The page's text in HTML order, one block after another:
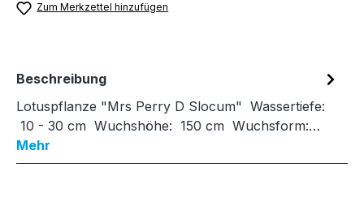
Zum Merkzettel hinzufügen
Beschreibung
Lotuspflanze "Mrs Perry D Slocum" Wassertiefe:
10 - 30 cm Wuchshöhe: 150 cm Wuchsform:…
Mehr